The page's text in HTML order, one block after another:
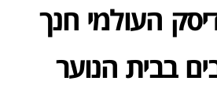
העולמי חנך
בבית הנוער